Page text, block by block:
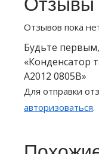
Отзывов пока
Будьте
«Конденсатор
A2012 0805B»
Для отправки
авторизоваться.